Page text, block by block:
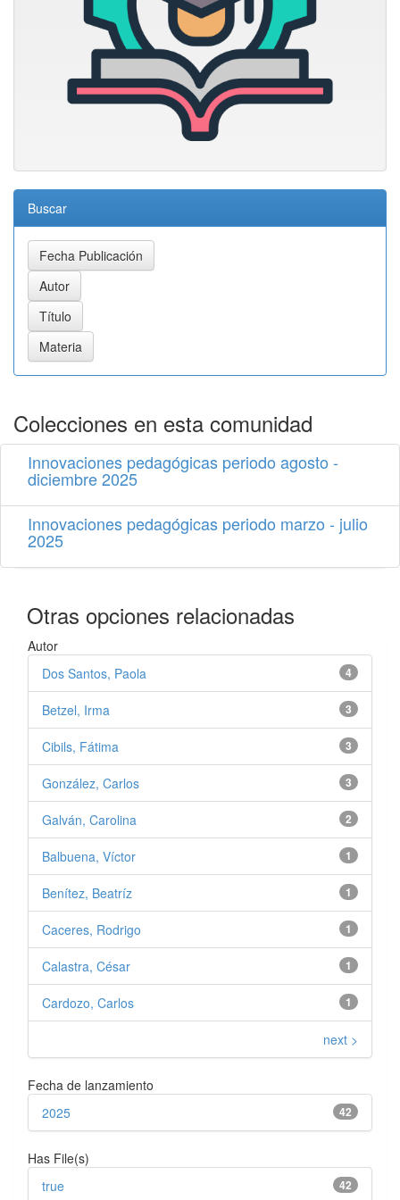
Buscar
Colecciones en esta comunidad
Innovaciones pedagógicas periodo agosto -
diciembre 2025
Innovaciones pedagógicas periodo marzo - julio
2025
Otras opciones relacionadas
Autor
4
Dos Santos, Paola
3
Betzel, Irma
3
Cibils, Fátima
3
González, Carlos
2
Galván, Carolina
1
Balbuena, Víctor
1
Benítez, Beatríz
1
Caceres, Rodrigo
1
Calastra, César
1
Cardozo, Carlos
next >
Fecha de lanzamiento
42
2025
Has File(s)
42
true